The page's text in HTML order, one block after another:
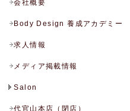
会社概要
Body Design 養成アカデミー
求人情報
メディア掲載情報
Salon
代官山本店（閉店）